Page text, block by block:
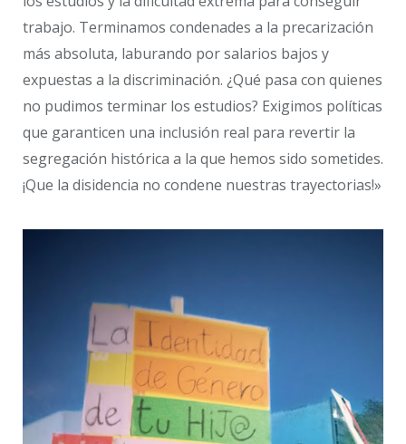
trabajo. Terminamos condenades a la precarización
más absoluta, laburando por salarios bajos y
expuestas a la discriminación. ¿Qué pasa con quienes
no pudimos terminar los estudios? Exigimos políticas
que garanticen una inclusión real para revertir la
segregación histórica a la que hemos sido sometides.
¡Que la disidencia no condene nuestras trayectorias!»